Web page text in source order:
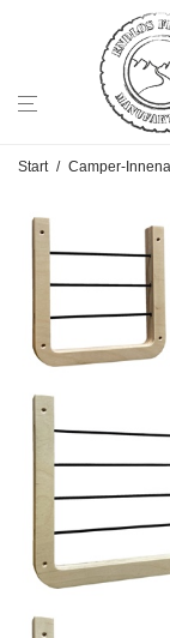
Start / Camper-